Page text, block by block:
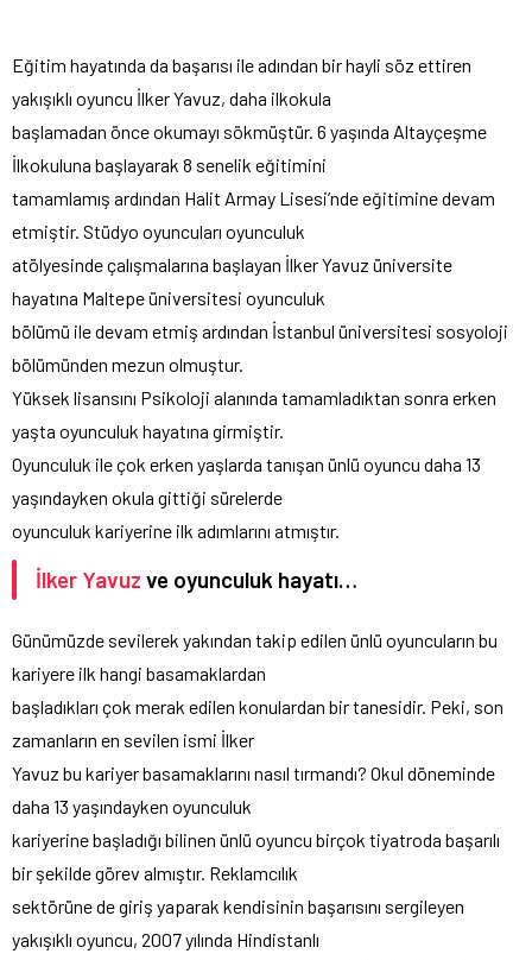
Eğitim hayatında da başarısı ile adından bir hayli söz ettiren
yakışıklı oyuncu İlker Yavuz, daha ilkokula
başlamadan önce okumayı sökmüştür. 6 yaşında Altayçeşme
İlkokuluna başlayarak 8 senelik eğitimini
tamamlamış ardından Halit Armay Lisesi’nde eğitimine devam
etmiştir. Stüdyo oyuncuları oyunculuk
atölyesinde çalışmalarına başlayan İlker Yavuz üniversite
hayatına Maltepe üniversitesi oyunculuk
bölümü ile devam etmiş ardından İstanbul üniversitesi sosyoloji
bölümünden mezun olmuştur.
Yüksek lisansını Psikoloji alanında tamamladıktan sonra erken
yaşta oyunculuk hayatına girmiştir.
Oyunculuk ile çok erken yaşlarda tanışan ünlü oyuncu daha 13
yaşındayken okula gittiği sürelerde
oyunculuk kariyerine ilk adımlarını atmıştır.
İlker Yavuz ve oyunculuk hayatı…
Günümüzde sevilerek yakından takip edilen ünlü oyuncuların bu
kariyere ilk hangi basamaklardan
başladıkları çok merak edilen konulardan bir tanesidir. Peki, son
zamanların en sevilen ismi İlker
Yavuz bu kariyer basamaklarını nasıl tırmandı? Okul döneminde
daha 13 yaşındayken oyunculuk
kariyerine başladığı bilinen ünlü oyuncu birçok tiyatroda başarılı
bir şekilde görev almıştır. Reklamcılık
sektörüne de giriş yaparak kendisinin başarısını sergileyen
yakışıklı oyuncu, 2007 yılında Hindistanlı